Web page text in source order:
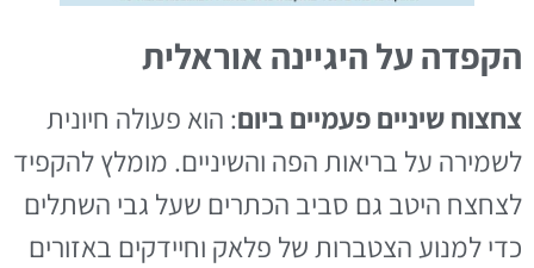
הקפדה על היגיינה אוראלית
צחצוח שיניים פעמיים ביום: הוא פעולה חיונית
לשמירה על בריאות הפה והשיניים. מומלץ להקפיד
לצחצח היטב גם סביב הכתרים שעל גבי השתלים
כדי למנוע הצטברות של פלאק וחיידקים באזורים